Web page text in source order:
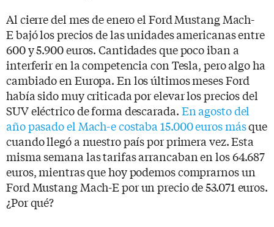
Al cierre del mes de enero el Ford Mustang Mach-
E bajó los precios de las unidades americanas entre
600 y 5.900 euros. Cantidades que poco iban a
interferir en la competencia con Tesla, pero algo ha
cambiado en Europa. En los últimos meses Ford
había sido muy criticada por elevar los precios del
SUV eléctrico de forma descarada.En agosto del
año pasado el Mach-e costaba 15.000 euros másque
cuando llegó a nuestro país por primera vez. Esta
misma semana las tarifas arrancaban en los 64.687
euros, mientras que hoy podemos comprarnos un
Ford Mustang Mach-E por un precio de 53.071 euros.
¿Por qué?